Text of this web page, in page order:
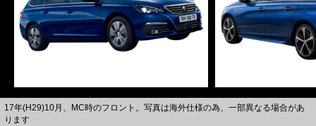
17年(H29)10月、MC時のフロント。写真は海外仕様の為、一部異なる場合があ
ります